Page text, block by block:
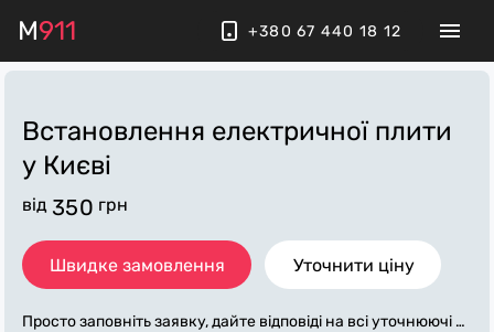
M911 +380 67 440 18 12
Встановлення електричної плити
у Києві
від 350 грн
Швидке замовлення Уточнити ціну
Просто заповніть заявку, дайте відповіді на всі уточнюючі за